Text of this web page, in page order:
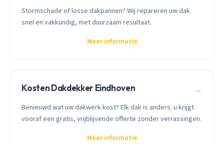
Stormschade of losse dakpannen? Wij repareren uw dak
snel en vakkundig, met duurzaam resultaat.
Meer informatie
Kosten Dakdekker Eindhoven →
Benieuwd wat uw dakwerk kost? Elk dak is anders: u krijgt
vooraf een gratis, vrijblijvende offerte zonder verrassingen.
Meer informatie